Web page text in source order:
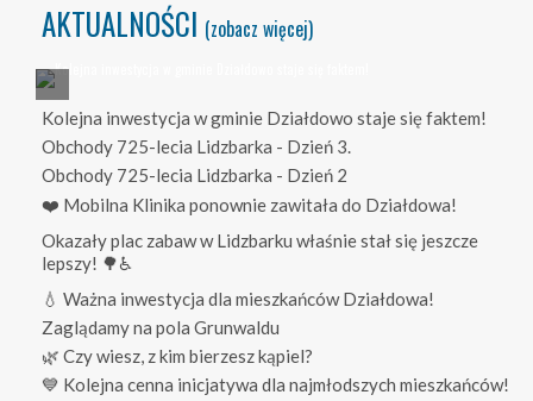
AKTUALNOŚCI (zobacz więcej)
Kolejna inwestycja w gminie Działdowo staje się faktem!
Obchody 725-lecia Lidzbarka - Dzień 3.
Obchody 725-lecia Lidzbarka - Dzień 2
❤️ Mobilna Klinika ponownie zawitała do Działdowa!
Okazały plac zabaw w Lidzbarku właśnie stał się jeszcze
lepszy! 🌳♿
💧 Ważna inwestycja dla mieszkańców Działdowa!
Zaglądamy na pola Grunwaldu
🌿 Czy wiesz, z kim bierzesz kąpiel?
💙 Kolejna cenna inicjatywa dla najmłodszych mieszkańców!